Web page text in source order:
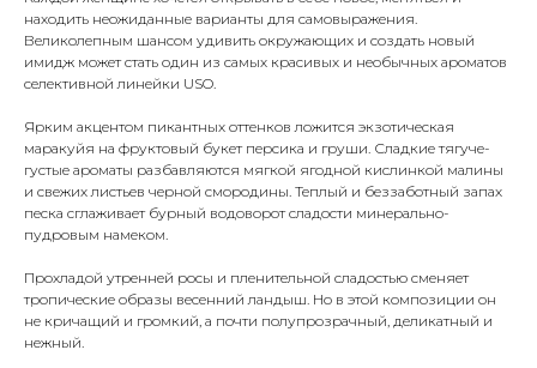
находить неожиданные варианты для самовыражения.
Великолепным шансом удивить окружающих и создать новый
имидж может стать один из самых красивых и необычных ароматов
селективной линейки USO.
Ярким акцентом пикантных оттенков ложится экзотическая
маракуйя на фруктовый букет персика и груши. Сладкие тягуче-
густые ароматы разбавляются мягкой ягодной кислинкой малины
и свежих листьев черной смородины. Теплый и беззаботный запах
песка сглаживает бурный водоворот сладости минерально-
пудровым намеком.
Прохладой утренней росы и пленительной сладостью сменяет
тропические образы весенний ландыш. Но в этой композиции он
не кричащий и громкий, а почти полупрозрачный, деликатный и
нежный.